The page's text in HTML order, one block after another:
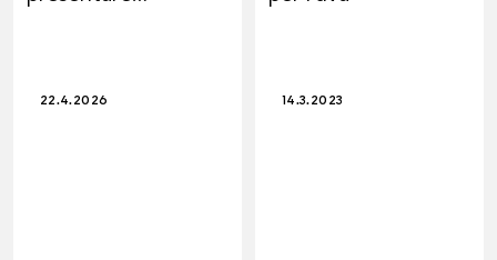
digitale delle PMI
22.4.2026 14.3.2023